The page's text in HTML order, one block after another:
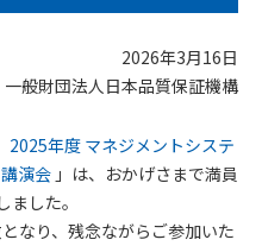
2026年3月16日
一般財団法人日本品質保証機構
2025年度 マネジメントシステ
演会 」は、おかげさまで満員
した。
なり、残念ながらご参加いた